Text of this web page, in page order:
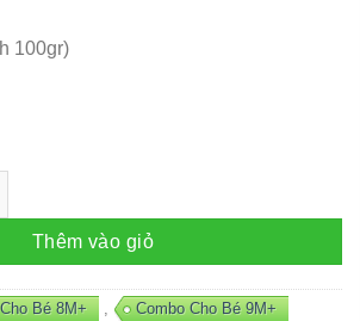
100gr)
lượng
Thêm vào giỏ
Bé 8M+ , Combo Cho Bé 9M+